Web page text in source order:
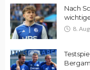
Nach
8.